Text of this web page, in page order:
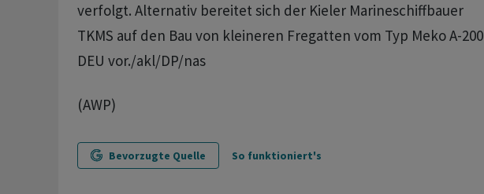
verfolgt. Alternativ bereitet sich der Kieler Marineschiffbauer
TKMS auf den Bau von kleineren Fregatten vom Typ Meko A-200
DEU vor./akl/DP/nas
(AWP)
Bevorzugte Quelle So funktioniert's